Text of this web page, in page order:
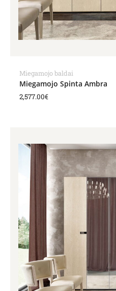
Miegamojo baldai
Miegamojo Spinta Ambra
2,577.00€